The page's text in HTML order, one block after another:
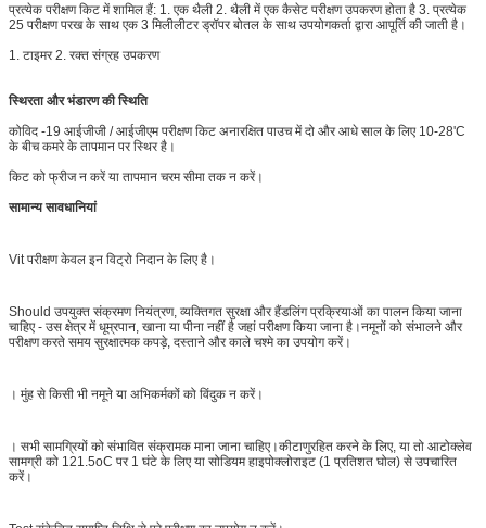
प्रत्येक परीक्षण किट में शामिल हैं: 1. एक थैली 2. थैली में एक कैसेट परीक्षण उपकरण होता है 3. प्रत्येक
25 परीक्षण परख के साथ एक 3 मिलीलीटर ड्रॉपर बोतल के साथ उपयोगकर्ता द्वारा आपूर्ति की जाती है।
1. टाइमर 2. रक्त संग्रह उपकरण
स्थिरता और भंडारण की स्थिति
कोविद -19 आईजीजी / आईजीएम परीक्षण किट अनारक्षित पाउच में दो और आधे साल के लिए 10-28'C
के बीच कमरे के तापमान पर स्थिर है।
किट को फ्रीज न करें या तापमान चरम सीमा तक न करें।
सामान्य सावधानियां
Vit परीक्षण केवल इन विट्रो निदान के लिए है।
Should उपयुक्त संक्रमण नियंत्रण, व्यक्तिगत सुरक्षा और हैंडलिंग प्रक्रियाओं का पालन किया जाना
चाहिए - उस क्षेत्र में धूम्रपान, खाना या पीना नहीं है जहां परीक्षण किया जाना है।नमूनों को संभालने और
परीक्षण करते समय सुरक्षात्मक कपड़े, दस्ताने और काले चश्मे का उपयोग करें।
। मुंह से किसी भी नमूने या अभिकर्मकों को विंदुक न करें।
। सभी सामग्रियों को संभावित संक्रामक माना जाना चाहिए।कीटाणुरहित करने के लिए, या तो आटोक्लेव
सामग्री को 121.5oC पर 1 घंटे के लिए या सोडियम हाइपोक्लोराइट (1 प्रतिशत घोल) से उपचारित
करें।